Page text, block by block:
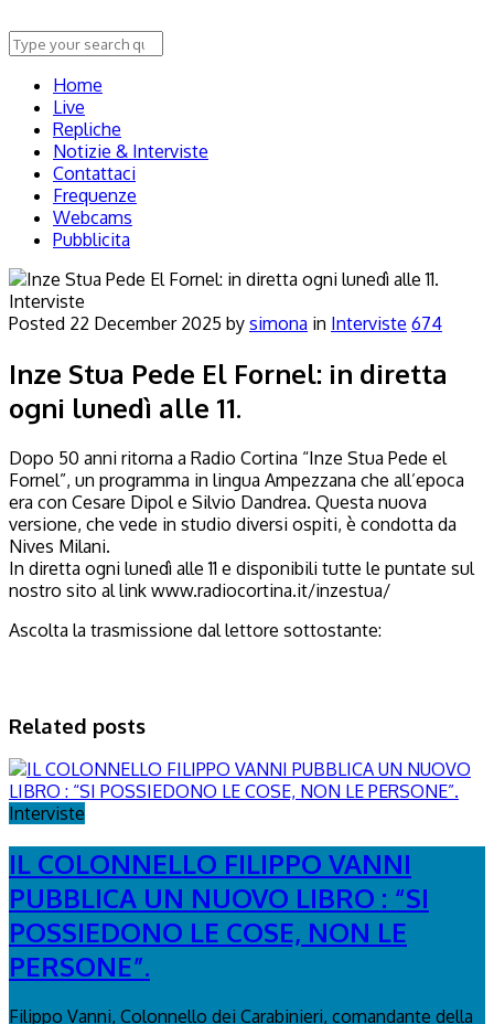
Home
Live
Repliche
Notizie & Interviste
Contattaci
Frequenze
Webcams
Pubblicita
Interviste
Posted 22 December 2025 by simona in Interviste 674
Inze Stua Pede El Fornel: in diretta
ogni lunedì alle 11.
Dopo 50 anni ritorna a Radio Cortina “Inze Stua Pede el
Fornel”, un programma in lingua Ampezzana che all’epoca
era con Cesare Dipol e Silvio Dandrea. Questa nuova
versione, che vede in studio diversi ospiti, è condotta da
Nives Milani.
In diretta ogni lunedì alle 11 e disponibili tutte le puntate sul
nostro sito al link www.radiocortina.it/inzestua/
Ascolta la trasmissione dal lettore sottostante:
Related posts
Interviste
IL COLONNELLO FILIPPO VANNI
PUBBLICA UN NUOVO LIBRO : “SI
POSSIEDONO LE COSE, NON LE
PERSONE”.
Filippo Vanni, Colonnello dei Carabinieri, comandante della